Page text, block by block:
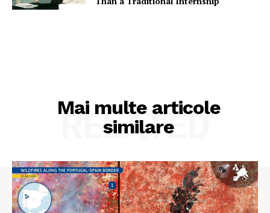
Mai multe articole
similare
RELATED